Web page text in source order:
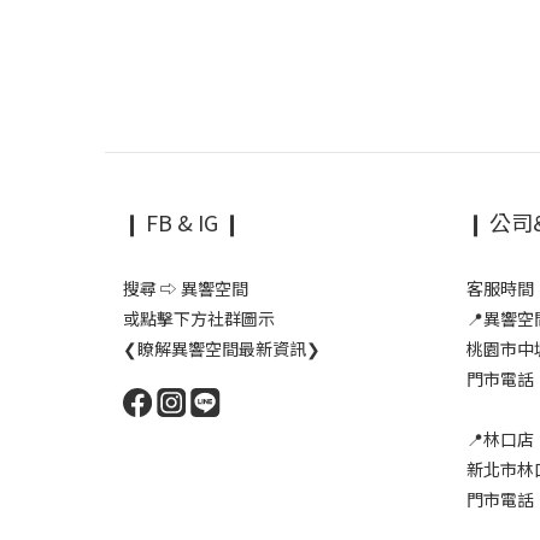
❙ FB & IG ❙
搜尋 ⇨ 異響空間
或點擊下方社群圖示
❮瞭解異響空間最新資訊❯
❙ 公
客服時
📍異響
桃園市中
門市電
📍林口店
新北市林
門市電